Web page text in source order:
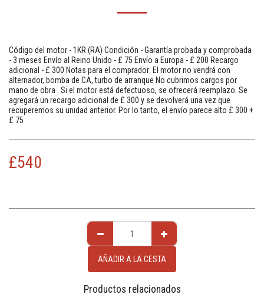
Código del motor - 1KR (RA) Condición - Garantía probada y comprobada
- 3 meses Envío al Reino Unido - £ 75 Envío a Europa - £ 200 Recargo
adicional - £ 300 Notas para el comprador: El motor no vendrá con
alternador, bomba de CA, turbo de arranque No cubrimos cargos por
mano de obra . Si el motor está defectuoso, se ofrecerá reemplazo. Se
agregará un recargo adicional de £ 300 y se devolverá una vez que
recuperemos su unidad anterior. Por lo tanto, el envío parece alto £ 300 +
£ 75
£540
AÑADIR A LA CESTA
Productos relacionados